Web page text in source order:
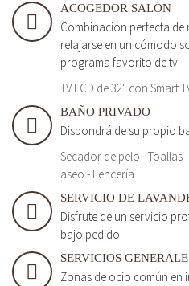
ACOGEDOR SALÓN
Combinación perfecta de
relajarse en un cómodo
programa favorito de tv.
TV LCD de 32" con Smart
BAÑO PRIVADO
Dispondrá de su propio
Secador de pelo - Toallas
aseo - Lencería
SERVICIO DE
Disfrute de un servicio
bajo pedido.
SERVICIOS
Zonas de ocio común en